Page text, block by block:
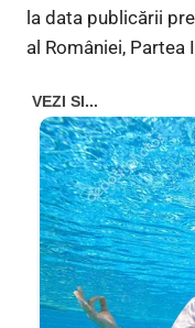
la data publicării
al României, Partea